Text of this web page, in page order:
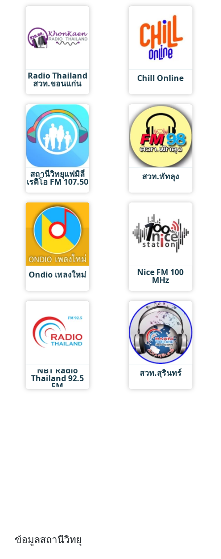
Radio Thailand
สวท.ขอนแก่น Chill Online
สถานีวิทยุแฟมิลี่
เรดิโอ FM 107.50 สวท.พัทลุง
Ondio เพลงใหม่ Nice FM 100
MHz
NBT Radio
Thailand 92.5
FM
สวท.สุรินทร์
ข้อมูลสถานีวิทยุ